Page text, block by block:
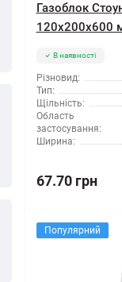
Газоблок
120x200x600
В наявності
Різновид:
Тип:
Щільність:
Область
застосування:
Ширина:
67.70 грн
Популярний